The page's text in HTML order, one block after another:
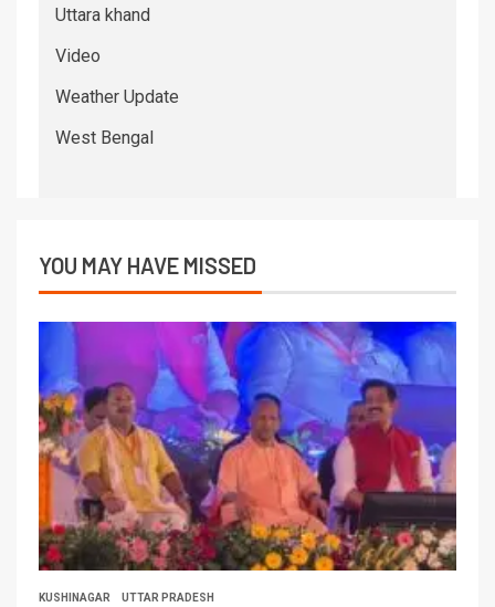
Uttara khand
Video
Weather Update
West Bengal
YOU MAY HAVE MISSED
KUSHINAGAR UTTAR PRADESH